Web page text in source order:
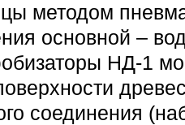
методом
основной –
НД-1
соединения